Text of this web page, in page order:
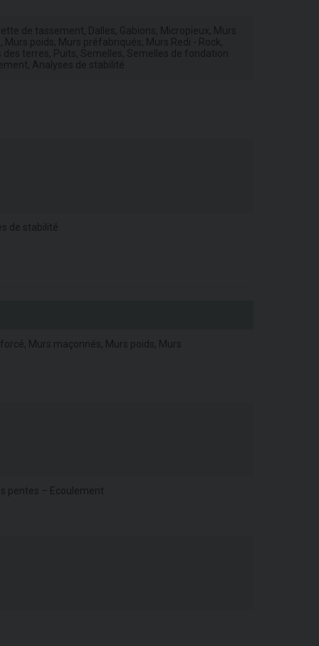
de stabilité
Murs maçonnés, Murs poids, Murs
pentes – Ecoulement